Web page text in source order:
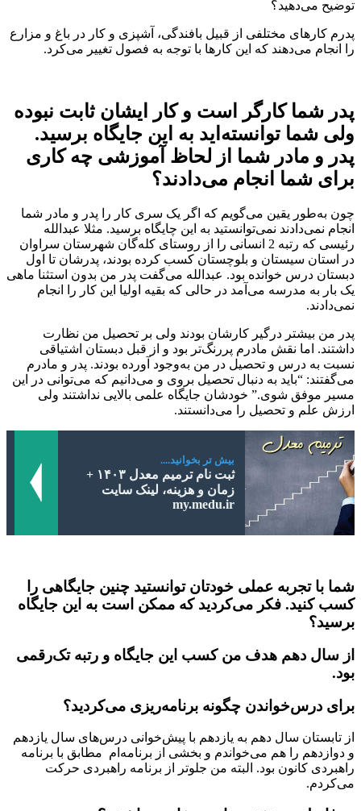
توضیح می‌دهید؟
پدرم کارهای مختلفی از قبیل بافندگی، آشپزی و کار در باغ و مزارع
را انجام می‌دهند که این کارها با توجه به فصول تغییر می‌کرد.
پدر شما کارگر است و کار ایشان ثابت نبوده
ولی شما توانسته‌اید به این جایگاه برسید.
پدر و مادر شما از لحاظ آموزشی چه کاری
برای شما انجام می‌دادند؟
چون به‌طور یقین می‌گویم که اگر یک سری کار را پدر و مادر شما
انجام نمی‌دادند نمی‌توانستید به این چایگاه برسید. مثلا عبدالله
رئیسی که رتبه 2 انسانی را از روستای کله‌گان شهرستان سراوان
در استان سیستان و بلوچستان کسب کرده بودند، پدرشان تا اول
دبستان درس خوانده بود. عبدالله می‌گفت پدر من بدون استثنا ماهی
یک بار به مدرسه می‌آمد در حالی که بقیه اولیا این کار را انجام
نمی‌دادند.
پدر من بیشتر درگیر کارشان بودند ولی بر تحصیل من نظارت
داشتند. اما نقش مادرم پررنگ‌تر بود و از قبل دبستان اشتیاقی
نسبت به درس و تحصیل در من به‌وجود آورده بودند. پدر و مادرم
می‌گفتند: “باید به دنبال تحصیل بروی و می‌دانیم که می‌توانی در این
مسیر موفق شوی.” خودشان جایگاه علمی بالایی نداشتند ولی
ارزش علم و تحصیل را می‌دانستند.
بیش تر بخوانید....
ثبت نام ترمیم معدل ۱۴۰۳ +
زمان و هزینه، لینک سایت
my.medu.ir
شما با تجربه عملی خودتان توانستید چنین جایگاهی را
کسب کنید. فکر می‌کردید که ممکن است به این جایگاه
برسید؟
از سال دهم هدف من کسب این جایگاه و رتبه تک‌رقمی
بود.
برای درس‌خواندن چگونه برنامه‌ریزی می‌کردید؟
از تابستان سال دهم به یازدهم با پیش‌خوانی درس‌های سال یازدهم
و دوازدهم را هم می‌خواندم و بخشی از برنامه‌ام مطابق با برنامه
راهبردی کانون بود. البته من جلوتر از برنامه راهبردی حرکت
می‌کردم.